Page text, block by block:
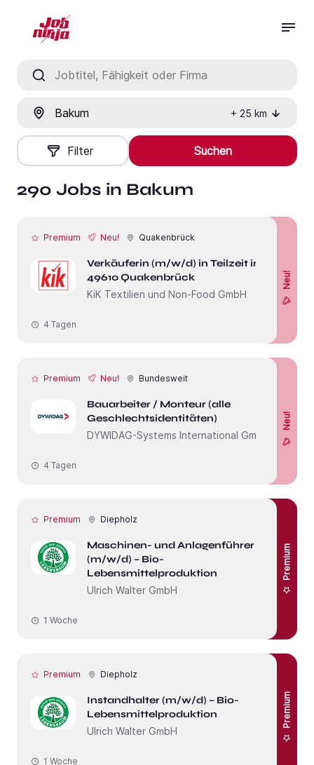
+ 25 km
Filter Suchen
290 Jobs in Bakum
Premium Neu! Quakenbrück
Verkäuferin (m/w/d) in Teilzeit in
49610 Quakenbrück
KiK Textilien und Non-Food GmbH
Neu!
4 Tagen
Premium Neu! Bundesweit
Bauarbeiter / Monteur (alle
Geschlechtsidentitäten)
DYWIDAG-Systems International GmbH
Neu!
4 Tagen
Premium Diepholz
Maschinen- und Anlagenführer
(m/w/d) – Bio-
Lebensmittelproduktion
Ulrich Walter GmbH
Premium
1 Woche
Premium Diepholz
Instandhalter (m/w/d) – Bio-
Lebensmittelproduktion
Ulrich Walter GmbH
Premium
1 Woche